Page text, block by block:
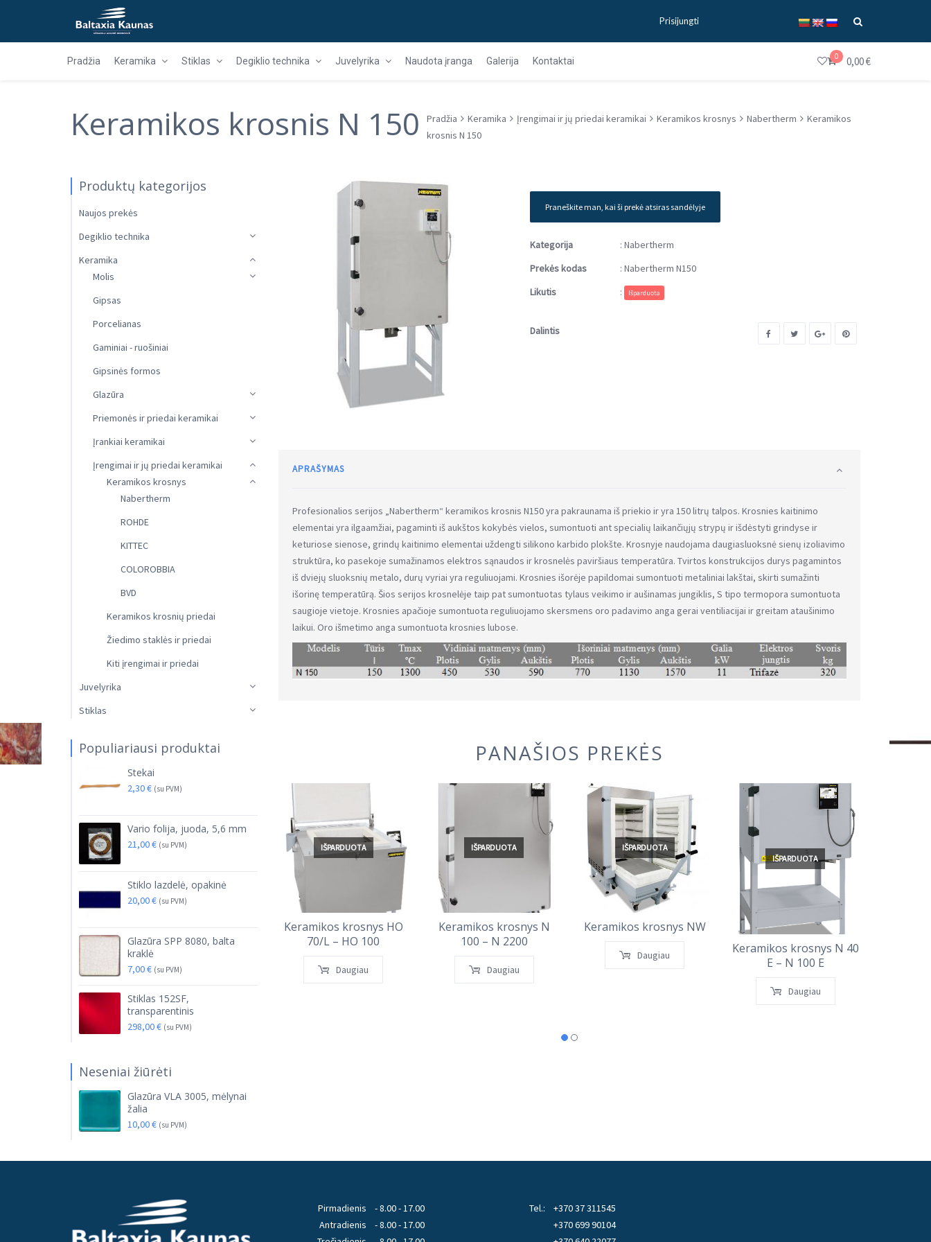
Prisijungti
Pradžia Keramika Stiklas Degiklio technika Juvelyrika Naudota įranga Galerija Kontaktai 0 0,00€
Keramikos krosnis N 150 Pradžia Keramika Įrengimai ir jų priedai keramikai Keramikos krosnys Nabertherm
Keramikos
krosnis N 150
Praneškite man, kai ši prekė atsiras sandėlyje
Kategorija : Nabertherm
Prekės kodas
: Nabertherm N150
Likutis
: Išparduota
Dalintis
APRAŠYMAS
Profesionalios serijos „Nabertherm“ keramikos krosnis N150 yra pakraunama iš priekio ir yra 150 litrų talpos. Krosnies kaitinimo
elementai yra ilgaamžiai, pagaminti iš aukštos kokybės vielos, sumontuoti ant specialių laikančiųjų strypų ir išdėstyti grindyse ir
keturiose sienose, grindų kaitinimo elementai uždengti silikono karbido plokšte. Krosnyje naudojama daugiasluoksnė sienų izoliavimo
struktūra, ko pasekoje sumažinamos elektros sąnaudos ir krosnelės paviršiaus temperatūra. Tvirtos konstrukcijos durys pagamintos
iš dviejų sluoksnių metalo, durų vyriai yra reguliuojami. Krosnies išorėje papildomai sumontuoti metaliniai lakštai, skirti sumažinti
išorinę temperatūrą. Šios serijos krosnelėje taip pat sumontuotas tylaus veikimo ir aušinamas jungiklis, S tipo termopora sumontuota
saugioje vietoje. Krosnies apačioje sumontuota reguliuojamo skersmens oro padavimo anga gerai ventiliacijai ir greitam ataušinimo
laikui. Oro išmetimo anga sumontuota krosnies lubose.
PANAŠIOS PREKĖS
IŠPARDUOTA
Keramikos krosnys HO
70/L – HO 100
Daugiau
IŠPARDUOTA
Keramikos krosnys N
100 – N 2200
Daugiau
IŠPARDUOTA
Keramikos krosnys NW
Daugiau
IŠPARDUOTA
Keramikos krosnys N 40
E – N 100 E
Daugiau
Produktų kategorijos
Naujos prekės
Degiklio technika
Keramika
Molis
Gipsas
Porcelianas
Gaminiai - ruošiniai
Gipsinės formos
Glazūra
Priemonės ir priedai keramikai
Įrankiai keramikai
Įrengimai ir jų priedai keramikai
Keramikos krosnys
Nabertherm
ROHDE
KITTEC
COLOROBBIA
BVD
Keramikos krosnių priedai
Žiedimo staklės ir priedai
Kiti įrengimai ir priedai
Juvelyrika
Stiklas
Populiariausi produktai
Stekai
2,30€ (su PVM)
Vario folija, juoda, 5,6 mm
21,00€ (su PVM)
Stiklo lazdelė, opakinė
20,00€ (su PVM)
Glazūra SPP 8080, balta
kraklė
7,00€ (su PVM)
Stiklas 152SF,
transparentinis
298,00€ (su PVM)
Neseniai žiūrėti
Glazūra VLA 3005, mėlynai
žalia
10,00€ (su PVM)
Pirmadienis
Antradienis
- 8.00 - 17.00
- 8.00 - 17.00
Tel.:
+370 37 311545
+370 699 90104